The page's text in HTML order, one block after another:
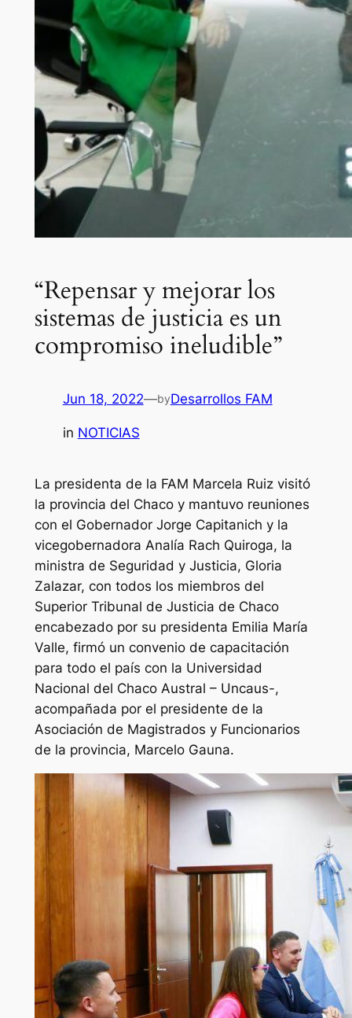
“Repensar y mejorar los
sistemas de justicia es un
compromiso ineludible”
Jun 18, 2022—byDesarrollos FAM
in NOTICIAS
La presidenta de la FAM Marcela Ruiz visitó
la provincia del Chaco y mantuvo reuniones
con el Gobernador Jorge Capitanich y la
vicegobernadora Analía Rach Quiroga, la
ministra de Seguridad y Justicia, Gloria
Zalazar, con todos los miembros del
Superior Tribunal de Justicia de Chaco
encabezado por su presidenta Emilia María
Valle, firmó un convenio de capacitación
para todo el país con la Universidad
Nacional del Chaco Austral – Uncaus-,
acompañada por el presidente de la
Asociación de Magistrados y Funcionarios
de la provincia, Marcelo Gauna.